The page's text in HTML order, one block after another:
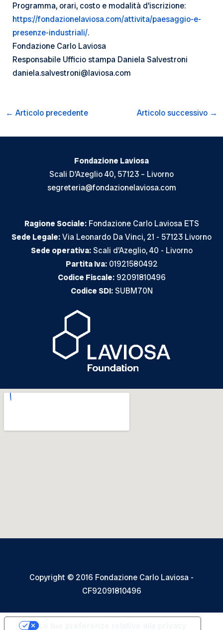
Programma, orari, costo e modalità d’iscrizione:
https://fondazionelaviosa.com/attivita/paesaggio-e-
presenze-industriali/.
Fondazione Carlo Laviosa
Responsabile Ufficio stampa Daniela Salvestroni
daniela.salvestroni@laviosa.com
Navigazione
← Articolo precedente Articolo successivo →
Fondazione Laviosa
Scali D'Azeglio 40, 57123 – Livorno
segreteria@fondazionelaviosa.com
Ragione Sociale:Fondazione Carlo Laviosa ETS
Sede Legale:Via Leonardo Da Vinci, 21 - 57123 Livorno
Sede operativa:Scali d’Azeglio, 40 - Livorno
Partita Iva:01921580492
Codice Fiscale:92091810496
Codice SDI:SUBM70N
Copyright © 2016 Fondazione Carlo Laviosa -
CF92091810496
Le tue preferenze relative alla privacy